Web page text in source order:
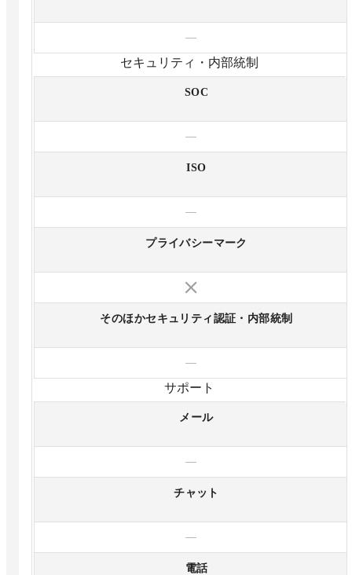
—
セキュリティ・内部統制
SOC
—
ISO
—
プライバシーマーク
そのほかセキュリティ認証・内部統制
—
サポート
メール
—
チャット
—
電話